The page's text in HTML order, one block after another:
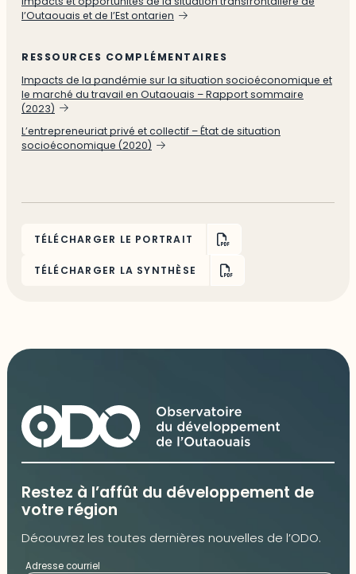
l’Outaouais et de l’Est ontarien
RESSOURCES COMPLÉMENTAIRES
Impacts de la pandémie sur la situation socioéconomique et
le marché du travail en Outaouais – Rapport sommaire
(2023)
L’entrepreneuriat privé et collectif – État de situation
socioéconomique (2020)
TÉLÉCHARGER LE PORTRAIT
TÉLÉCHARGER LA SYNTHÈSE
Restez à l’affût du développement de
votre région
Découvrez les toutes dernières nouvelles de l’ODO.
Adresse courriel